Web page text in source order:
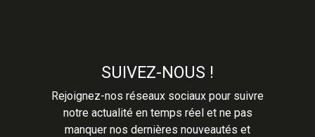
SUIVEZ-NOUS !
Rejoignez-nos réseaux sociaux pour suivre
notre actualité en temps réel et ne pas
manquer nos dernières nouveautés et